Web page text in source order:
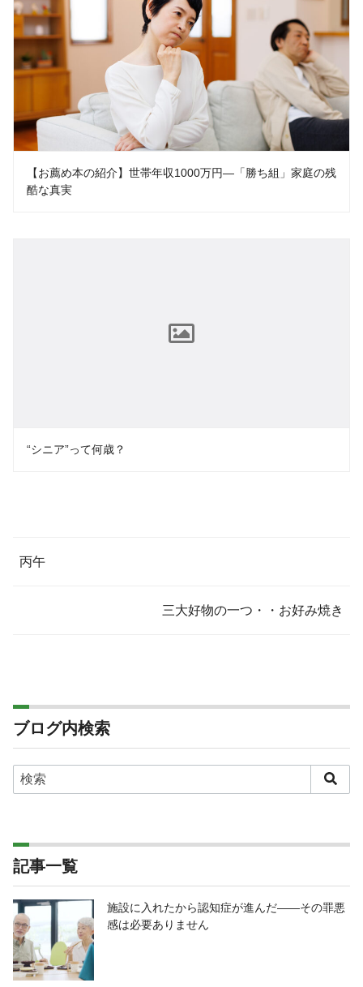
【お薦め本の紹介】世帯年収1000万円―「勝ち組」家庭の残
酷な真実
“シニア”って何歳？
丙午
三大好物の一つ・・お好み焼き
ブログ内検索
記事一覧
施設に入れたから認知症が進んだ――その罪悪
感は必要ありません